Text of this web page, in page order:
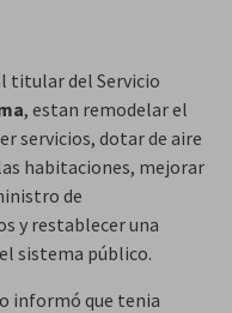
titular del Servicio
, estan remodelar el
servicios, dotar de aire
habitaciones, mejorar
de
y restablecer una
sistema público.
informó que tenia